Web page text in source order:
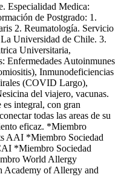
Especialidad Medica:
de Postgrado: 1.
2. Reumatología. Servicio
Universidad de Chile. 3.
Universitaria,
Enfermedades Autoinmunes
Inmunodeficiencias
(COVID Largo),
del viajero, vacunas.
integral, con gran
todas las areas de su
eficaz. *Miembro
AAI *Miembro Sociedad
*Miembro Sociedad
World Allergy
Academy of Allergy and